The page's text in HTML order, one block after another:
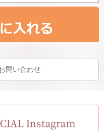
問い合わせ